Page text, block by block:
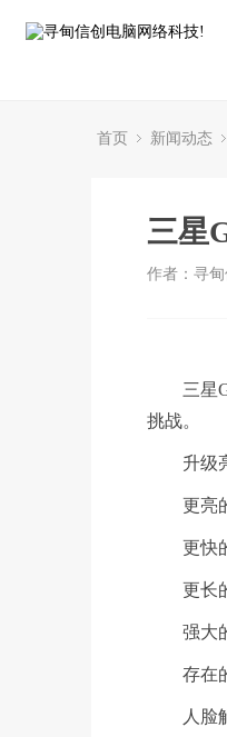
首页 新闻动态
三星
作者：寻
三星
挑战。
升级
更亮的
更快的
更长的
强大的
存在
人脸解